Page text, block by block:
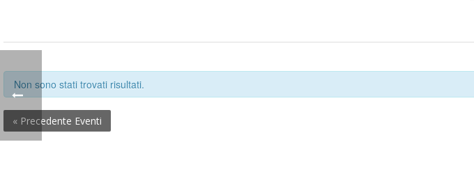
Non sono stati trovati risultati.
« Precedente Eventi